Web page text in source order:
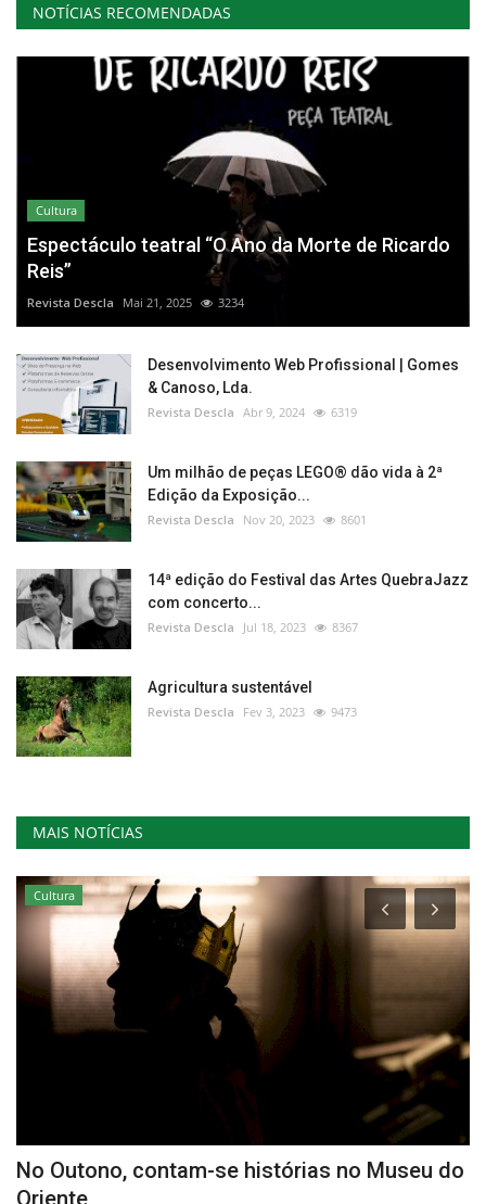
NOTÍCIAS RECOMENDADAS
Cultura
Espectáculo teatral “O Ano da Morte de Ricardo
Reis”
Revista Descla Mai 21, 2025 3234
Desenvolvimento Web Profissional | Gomes
& Canoso, Lda.
Revista Descla Abr 9, 2024 6319
Um milhão de peças LEGO® dão vida à 2ª
Edição da Exposição...
Revista Descla Nov 20, 2023 8601
14ª edição do Festival das Artes QuebraJazz
com concerto...
Revista Descla Jul 18, 2023 8367
Agricultura sustentável
Revista Descla Fev 3, 2023 9473
MAIS NOTÍCIAS
Cultura
No Outono, contam-se histórias no Museu do
Oriente